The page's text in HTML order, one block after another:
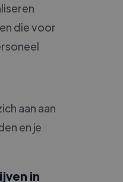
die voor
aan aan
en je
in